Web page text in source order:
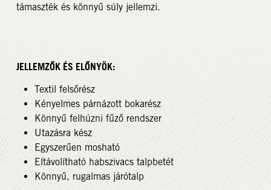
támaszték és könnyű súly jellemzi.
JELLEMZŐK ÉS ELŐNYÖK:
Textil felsőrész
Kényelmes párnázott bokarész
Könnyű felhúzni fűző rendszer
Utazásra kész
Egyszerűen mosható
Eltávolítható habszivacs talpbetét
Könnyű, rugalmas járótalp